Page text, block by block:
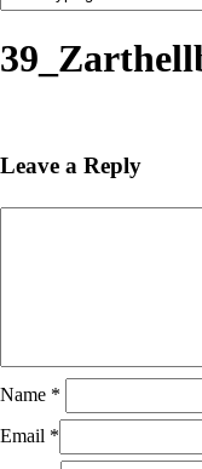
Search
Leave a Reply
Name *
Email *